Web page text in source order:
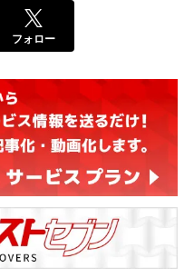
フォロー